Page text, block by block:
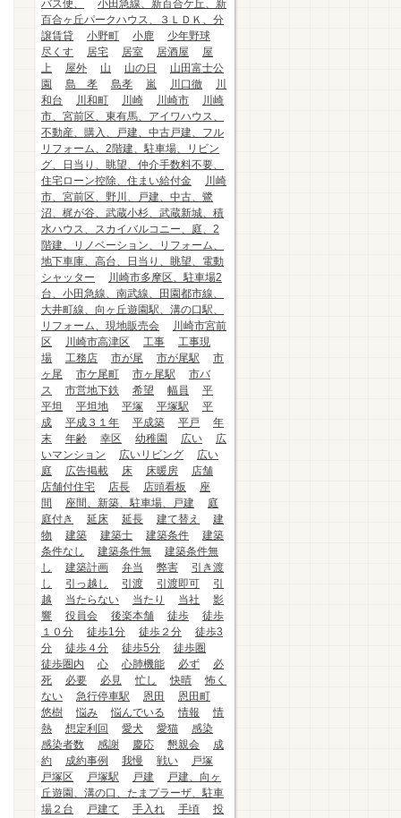
バス便、
小田急線、新百合ケ丘、新
百合ヶ丘パークハウス、３ＬＤＫ、分
譲賃貸
小野町 小鹿
少年野球
尽くす
居宅 居室 居酒屋
屋
上
屋外 山 山の日
山田富士公
園
島 孝 島孝 嵐 川口徹
川
和台
川和町 川崎 川崎市
川崎
市、宮前区、東有馬、アイワハウス、
不動産、購入、戸建、中古戸建、フル
リフォーム、2階建、駐車場、リビン
グ、日当り、眺望、仲介手数料不要、
住宅ローン控除、住まい給付金
川崎
市、宮前区、野川、戸建、中古、鷺
沼、梶が谷、武蔵小杉、武蔵新城、積
水ハウス、スカイバルコニー、庭、2
階建、リノベーション、リフォーム、
地下車庫、高台、日当り、眺望、電動
シャッター
川崎市多摩区、駐車場2
台、小田急線、南武線、田園都市線、
大井町線、向ヶ丘遊園駅、溝の口駅、
リフォーム、現地販売会
川崎市宮前
区
川崎市高津区 工事
工事現
場
工務店 市が尾 市が尾駅
市
ヶ尾
市ケ尾町 市ヶ尾駅
市バ
ス
市営地下鉄 希望 幅員
平
平坦
平坦地 平塚 平塚駅
平
成
平成３１年 平成築 平戸
年
末
年齢 幸区 幼稚園 広い
広
いマンション
広いリビング
広い
庭
広告掲載 床 床暖房
店舗
店舗付住宅
店長 店頭看板
座
間
座間、新築、駐車場、戸建
庭
庭付き
延床 延長 建て替え
建
物
建築 建築士 建築条件
建築
条件なし
建築条件無
建築条件無
し
建築計画 弁当 弊害
引き渡
し
引っ越し 引渡 引渡即可
引
越
当たらない 当たり 当社
影
響
役員会 後楽本舗 徒歩
徒歩
１０分
徒歩1分 徒歩２分
徒歩3
分
徒歩４分 徒歩5分
徒歩圏
徒歩圏内
心 心肺機能 必ず
必
死
必要 必見 忙し 快晴
怖く
ない
急行停車駅 恩田
恩田町
悠樹
悩み 悩んでいる 情報
情
熱
想定利回 愛犬 愛猫
感染
感染者数
感謝 慶応 懇親会
成
約
成約事例 我慢 戦い
戸塚
戸塚区
戸塚駅 戸建
戸建、向ヶ
丘遊園、溝の口、たまプラーザ、駐車
場２台
戸建て 手入れ 手頃
投